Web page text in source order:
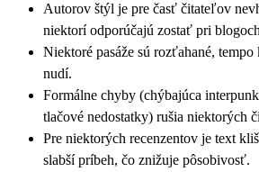
Autorov štýl je pre časť čitateľov
niektorí odporúčajú zostať pri
Niektoré pasáže sú rozťahané,
nudí.
Formálne chyby (chýbajúca
tlačové nedostatky) rušia niektorých
Pre niektorých recenzentov je text
slabší príbeh, čo znižuje pôsobivosť.